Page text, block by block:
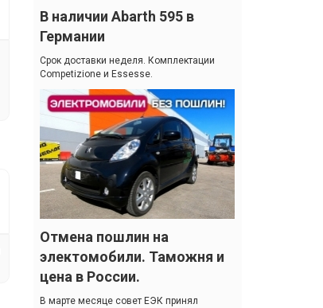
В наличии Abarth 595 в
Германии
Cрок доставки неделя. Комплектации
Competizione и Essesse.
Отмена пошлин на
электомобили. Таможня и
цена в России.
В марте месяце совет ЕЭК принял